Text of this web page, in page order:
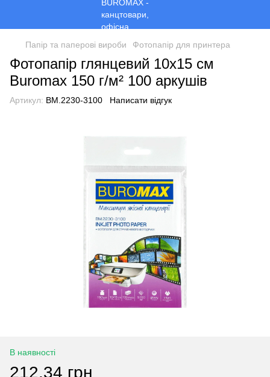
Папір та паперові вироби Фотопапір для принтера
Фотопапір глянцевий 10x15 см
Buromax 150 г/м² 100 аркушів
Артикул: BM.2230-3100 Написати відгук
В наявності
212.34 грн